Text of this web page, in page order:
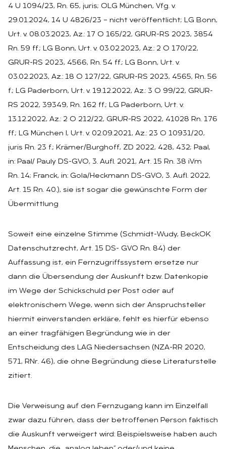
4 U 1094/23, Rn. 65, juris; OLG München, Vfg. v.
29.01.2024, 14 U 4826/23 – nicht veröffentlicht; LG Bonn,
Urt. v. 08.03.2023, Az.: 17 O 165/22, GRUR-RS 2023, 3854
Rn. 59 ff.; LG Bonn, Urt. v. 03.02.2023, Az.: 2 O 170/22,
GRUR-RS 2023, 4566, Rn. 54 ff.; LG Bonn, Urt. v.
03.02.2023, Az.: 18 O 127/22, GRUR-RS 2023, 4565, Rn. 56
f.; LG Paderborn, Urt. v. 19.12.2022, Az.: 3 O 99/22, GRUR-
RS 2022, 39349, Rn. 162 ff.; LG Paderborn, Urt. v.
13.12.2022, Az.: 2 O 212/22, GRUR-RS 2022, 41028 Rn. 176
ff.; LG München I, Urt. v. 02.09.2021, Az.: 23 O 10931/20,
juris Rn. 23 f.; Krämer/Burghoff, ZD 2022, 428, 432; Paal,
in: Paal/ Pauly DS-GVO, 3. Aufl. 2021, Art. 15 Rn. 38 iVm
Rn. 14; Franck, in: Gola/Heckmann DS-GVO, 3. Aufl. 2022,
Art. 15 Rn. 40.), sie ist sogar die gewünschte Form der
Übermittlung
Soweit eine einzelne Stimme (Schmidt-Wudy, BeckOK
Datenschutzrecht, Art. 15 DS- GVO Rn. 84) der
Auffassung ist, ein Fernzugriffssystem ersetze nur
dann die Übersendung der Auskunft bzw. Datenkopie
im Wege der Schickschuld per Post oder auf
elektronischem Wege, wenn sich der Anspruchsteller
hiermit einverstanden erkläre, fehlt es hierfür ebenso
an einer tragfähigen Begründung wie in der
Entscheidung des LAG Niedersachsen (NZA-RR 2020,
571, RNr. 46), die ohne Begründung diese Literaturstelle
zitiert.
Die Verweisung auf den Fernzugang kann im Einzelfall
zwar dazu führen, dass der betroffenen Person faktisch
die Auskunft verweigert wird: Beispielsweise haben auch